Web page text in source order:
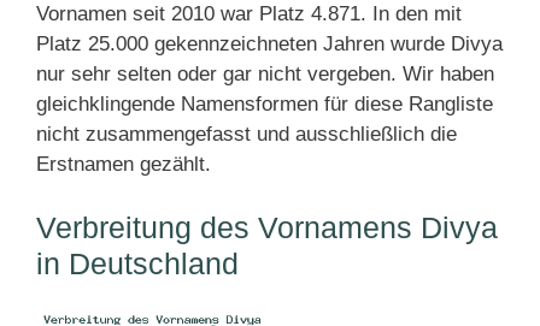
Vornamen seit 2010 war Platz 4.871. In den mit
Platz 25.000 gekennzeichneten Jahren wurde Divya
nur sehr selten oder gar nicht vergeben. Wir haben
gleichklingende Namensformen für diese Rangliste
nicht zusammengefasst und ausschließlich die
Erstnamen gezählt.
Verbreitung des Vornamens Divya
in Deutschland